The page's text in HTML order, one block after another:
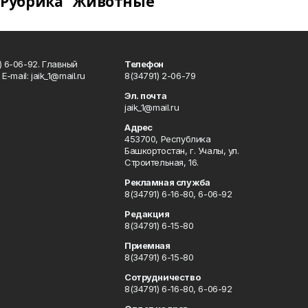
6-06-92. Главный
mаil: jaik_1@mail.ru
Телефон
8(34791) 2-06-79
Эл. почта
jaik_1@mail.ru
Адрес
453700, Республика
Башкортостан, г. Учалы, ул.
Строительная, 16.
Рекламная служба
8(34791) 6-16-80, 6-06-92
Редакция
8(34791) 6-15-80
Приемная
8(34791) 6-15-80
Сотрудничество
8(34791) 6-16-80, 6-06-92